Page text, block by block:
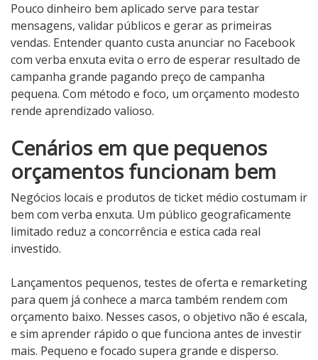
Pouco dinheiro bem aplicado serve para testar
mensagens, validar públicos e gerar as primeiras
vendas. Entender quanto custa anunciar no Facebook
com verba enxuta evita o erro de esperar resultado de
campanha grande pagando preço de campanha
pequena. Com método e foco, um orçamento modesto
rende aprendizado valioso.
Cenários em que pequenos
orçamentos funcionam bem
Negócios locais e produtos de ticket médio costumam ir
bem com verba enxuta. Um público geograficamente
limitado reduz a concorrência e estica cada real
investido.
Lançamentos pequenos, testes de oferta e remarketing
para quem já conhece a marca também rendem com
orçamento baixo. Nesses casos, o objetivo não é escala,
e sim aprender rápido o que funciona antes de investir
mais. Pequeno e focado supera grande e disperso.